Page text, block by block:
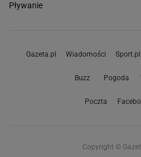
Pływanie
Gazeta.pl Wiadomości Sport.pl
Buzz Pogoda
Poczta
Copyright ©